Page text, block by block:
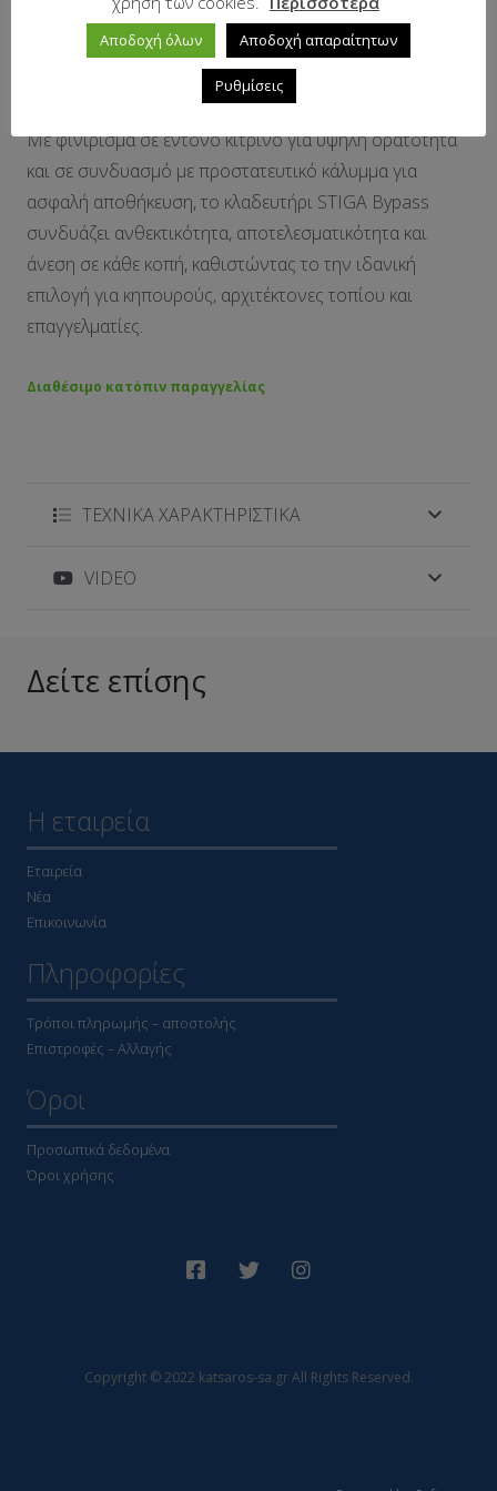
επιπλέον πρόσφυση εξασφαλίζει εξαιρετικό έλεγχο και
ελαχιστοποιεί την κόπωση κατά τη διάρκεια
Με φινίρισμα σε έντονο κίτρινο για υψηλή ορατότητα
και σε συνδυασμό με προστατευτικό κάλυμμα για
ασφαλή αποθήκευση, το κλαδευτήρι STIGA Bypass
συνδυάζει ανθεκτικότητα, αποτελεσματικότητα και
άνεση σε κάθε κοπή, καθιστώντας το την ιδανική
επιλογή για κηπουρούς, αρχιτέκτονες τοπίου και
επαγγελματίες.
Διαθέσιμο κατόπιν παραγγελίας
ΤΕΧΝΙΚΑ ΧΑΡΑΚΤΗΡΙΣΤΙΚΑ
VIDEO
Δείτε επίσης
Η εταιρεία
Εταιρεία
Νέα
Επικοινωνία
Πληροφορίες
Τρόποι πληρωμής – αποστολής
Επιστροφές – Αλλαγής
Όροι
Προσωπικά δεδομένα
Όροι χρήσης
Copyright © 2022 katsaros-sa.gr All Rights Reserved.
Αποδοχή όλων Αποδοχή απαραίτητων
Ρυθμίσεις